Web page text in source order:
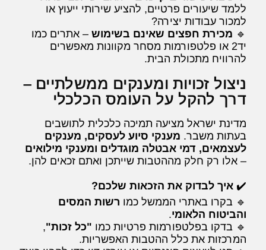
ללמד שיעורים פרטיים, להציע שירותי ייעוץ או
למכור עבודות יצירה?
🔹 מכירת חפצים שאינם בשימוש – אתרים כמו
יד2 או פלטפורמות מסחר מקוונות מאפשרים
להרוויח מתכולת הבית.
ניצול זכויות ומענקים ממשלתיים –
דרך להקל על העומס הכלכלי
מדינת ישראל מציעה תמיכה כלכלית לתושבים
בעתות משבר. מענקי סיוע לעסקים, מענקים
לעצמאים, דמי אבטלה מוגדלים ומענקי מילואים
– אלו רק חלק מההטבות שייתכן ואתם זכאים להן.
✔️ איך לבדוק את הזכאות שלכם?
🔹 בקרו באתרי הממשל כמו רשות המסים
והביטוח הלאומי.
🔹 בדקו בפלטפורמות פרטיות כמו "כל זכות",
המרכזות את כלל ההטבות האפשריות.